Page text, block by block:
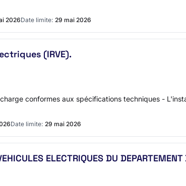
2026Date limite: 29 mai 2026
(IRVE).
conformes aux spécifications techniques -
Date limite: 29 mai 2026
ELECTRIQUES DU